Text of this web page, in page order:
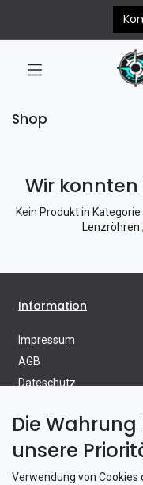
Shop
Wir
Kein Produkt in
Information
Impressum
AGB
Dateschutz
Wiederrufsformular
Die
unsere
Verwendung von